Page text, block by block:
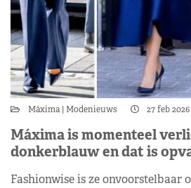
Máxima Modenieuws 27 feb 2026
Máxima is momenteel
donkerblauw en dat is
Fashionwise is ze onvoorstelbaar